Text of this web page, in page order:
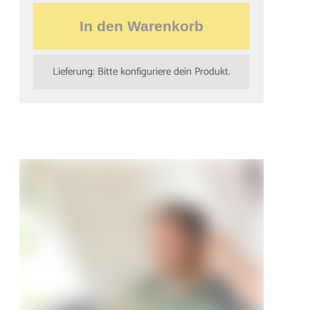
In den Warenkorb
Lieferung: Bitte konfiguriere dein Produkt.